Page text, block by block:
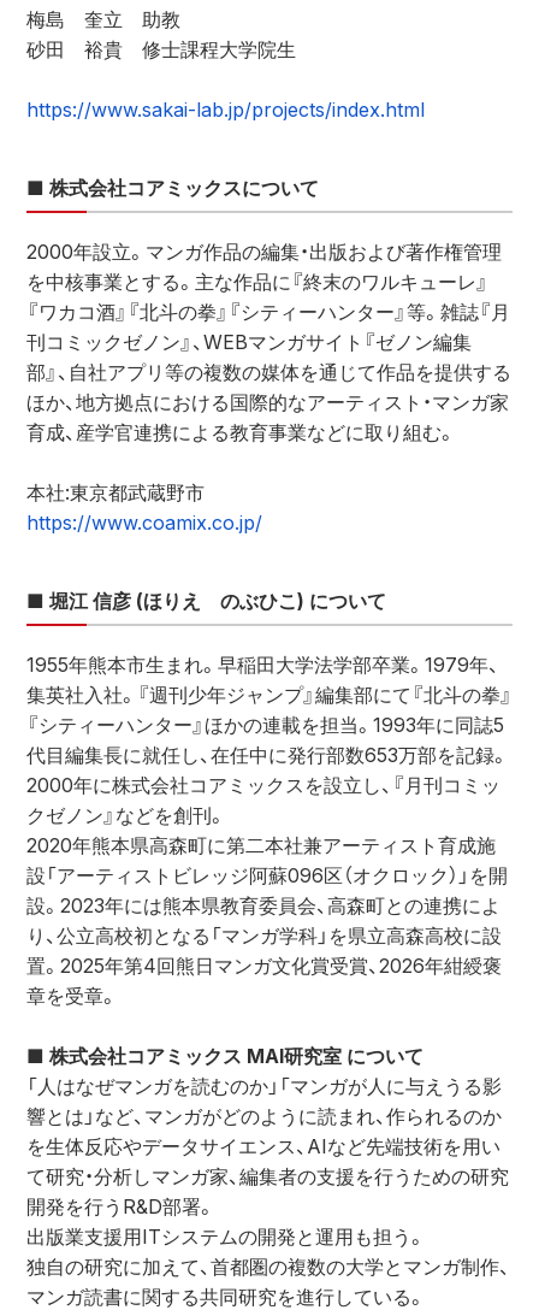
梅島　奎立　助教
砂田　裕貴　修士課程大学院生
https://www.sakai-lab.jp/projects/index.html
■ 株式会社コアミックスについて
2000年設立。マンガ作品の編集・出版および著作権管理
を中核事業とする。主な作品に『終末のワルキューレ』
『ワカコ酒』『北斗の拳』『シティーハンター』等。雑誌『月
刊コミックゼノン』、WEBマンガサイト『ゼノン編集
部』、自社アプリ等の複数の媒体を通じて作品を提供する
ほか、地方拠点における国際的なアーティスト・マンガ家
育成、産学官連携による教育事業などに取り組む。
本社:東京都武蔵野市
https://www.coamix.co.jp/
■ 堀江 信彦 (ほりえ　のぶひこ) について
1955年熊本市生まれ。早稲田大学法学部卒業。1979年、
集英社入社。『週刊少年ジャンプ』編集部にて『北斗の拳』
『シティーハンター』ほかの連載を担当。1993年に同誌5
代目編集長に就任し、在任中に発行部数653万部を記録。
2000年に株式会社コアミックスを設立し、『月刊コミッ
クゼノン』などを創刊。
2020年熊本県高森町に第二本社兼アーティスト育成施
設「アーティストビレッジ阿蘇096区（オクロック）」を開
設。2023年には熊本県教育委員会、高森町との連携によ
り、公立高校初となる「マンガ学科」を県立高森高校に設
置。2025年第4回熊日マンガ文化賞受賞、2026年紺綬褒
章を受章。
■ 株式会社コアミックス MAI研究室 について
「人はなぜマンガを読むのか」「マンガが人に与えうる影
響とは」など、マンガがどのように読まれ、作られるのか
を生体反応やデータサイエンス、AIなど先端技術を用い
て研究・分析しマンガ家、編集者の支援を行うための研究
開発を行うR&D部署。
出版業支援用ITシステムの開発と運用も担う。
独自の研究に加えて、首都圏の複数の大学とマンガ制作、
マンガ読書に関する共同研究を進行している。